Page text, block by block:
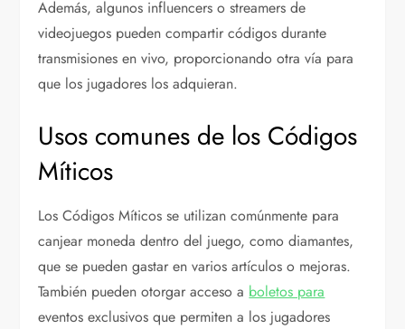
Además, algunos influencers o streamers de
videojuegos pueden compartir códigos durante
transmisiones en vivo, proporcionando otra vía para
que los jugadores los adquieran.
Usos comunes de los Códigos
Míticos
Los Códigos Míticos se utilizan comúnmente para
canjear moneda dentro del juego, como diamantes,
que se pueden gastar en varios artículos o mejoras.
También pueden otorgar acceso a boletos para
eventos exclusivos que permiten a los jugadores